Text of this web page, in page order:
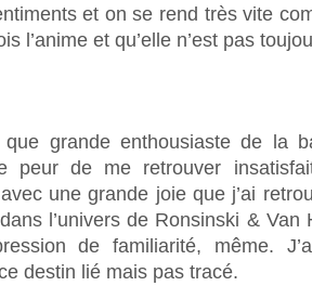
et on se rend très vite
l’anime et qu’elle n’est pas
grande enthousiaste de la
peur de me retrouver
avec une grande joie que j’ai
l’univers de Ronsinski & Van
de familiarité, même.
destin lié mais pas tracé.